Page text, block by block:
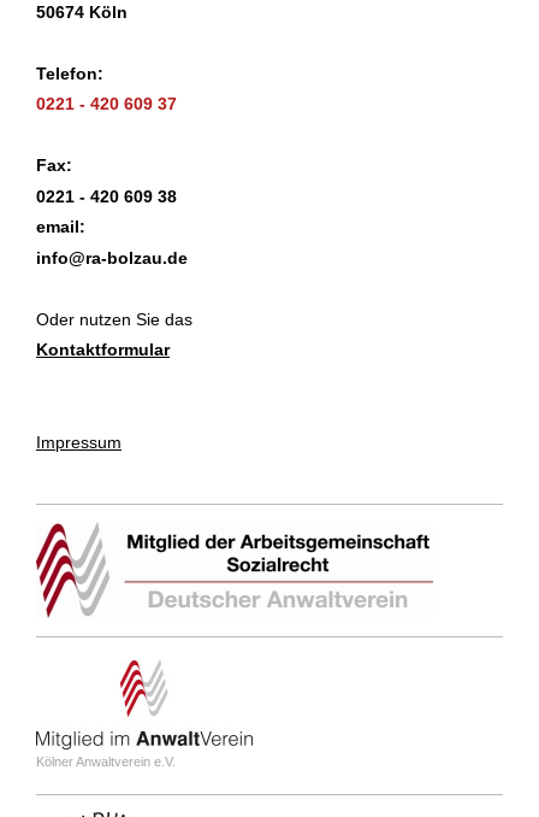
50674 Köln
Telefon:
0221 - 420 609 37
Fax:
0221 - 420 609 38
email:
info@ra-bolzau.de
Oder nutzen Sie das
Kontaktformular
Impressum
Kölner Anwaltverein e.V.